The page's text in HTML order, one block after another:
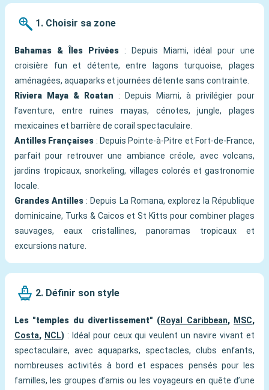
1. Choisir sa zone
Bahamas & Îles Privées : Depuis Miami, idéal pour une
croisière fun et détente, entre lagons turquoise, plages
aménagées, aquaparks et journées détente sans contrainte.
Riviera Maya & Roatan : Depuis Miami, à privilégier pour
l’aventure, entre ruines mayas, cénotes, jungle, plages
mexicaines et barrière de corail spectaculaire.
Antilles Françaises : Depuis Pointe-à-Pitre et Fort-de-France,
parfait pour retrouver une ambiance créole, avec volcans,
jardins tropicaux, snorkeling, villages colorés et gastronomie
locale.
Grandes Antilles : Depuis La Romana, explorez la République
dominicaine, Turks & Caicos et St Kitts pour combiner plages
sauvages, eaux cristallines, panoramas tropicaux et
excursions nature.
2. Définir son style
Les "temples du divertissement" (Royal Caribbean, MSC,
Costa, NCL): Idéal pour ceux qui veulent un navire vivant et
spectaculaire, avec aquaparks, spectacles, clubs enfants,
nombreuses activités à bord et espaces pensés pour les
familles, les groupes d’amis ou les voyageurs en quête d’une